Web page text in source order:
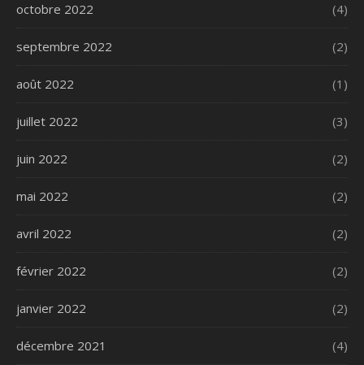
octobre 2022 (4)
septembre 2022 (2)
août 2022 (1)
juillet 2022 (3)
juin 2022 (2)
mai 2022 (2)
avril 2022 (2)
février 2022 (2)
janvier 2022 (2)
décembre 2021 (4)